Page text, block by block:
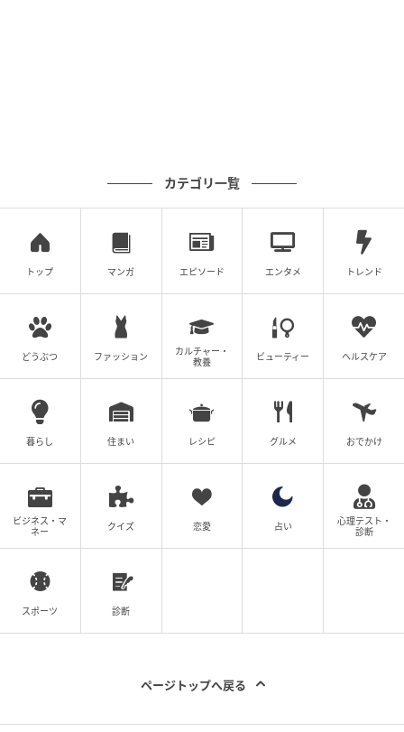
カテゴリ一覧
トップ マンガ エピソード エンタメ トレンド
どうぶつ ファッション
カルチャー・
教養
ビューティー ヘルスケア
暮らし 住まい レシピ グルメ おでかけ
ビジネス・マ
ネー
クイズ 恋愛 占い
心理テスト・
診断
スポーツ 診断
ページトップへ戻る